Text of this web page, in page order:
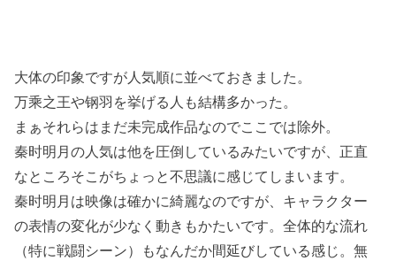
大体の印象ですが人気順に並べておきました。
万乘之王や钢羽を挙げる人も結構多かった。
まぁそれらはまだ未完成作品なのでここでは除外。
秦时明月の人気は他を圧倒しているみたいですが、正直
なところそこがちょっと不思議に感じてしまいます。
秦时明月は映像は確かに綺麗なのですが、キャラクター
の表情の変化が少なく動きもかたいです。全体的な流れ
（特に戦闘シーン）もなんだか間延びしている感じ。無